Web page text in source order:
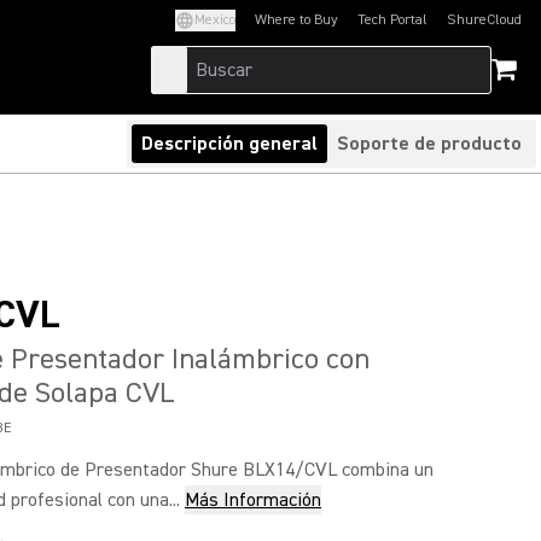
Mexico Where to Buy Tech Portal
(Opens in a new tab)ShureCloud
(Opens in a new
Descripción general Soporte de producto
Presentador Inalámbrico con
Solapa CVL
de Presentador Shure BLX14/CVL combina un
profesional con una... Más Información